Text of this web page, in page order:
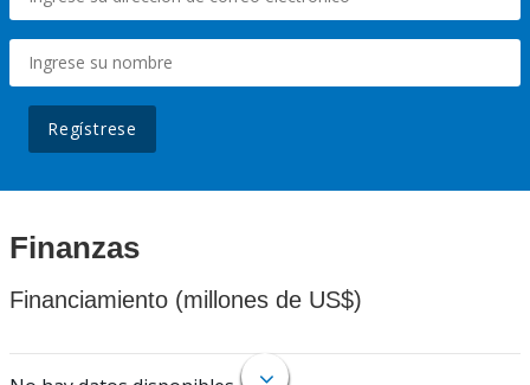
Regístrese
Finanzas
Financiamiento (millones de US$)